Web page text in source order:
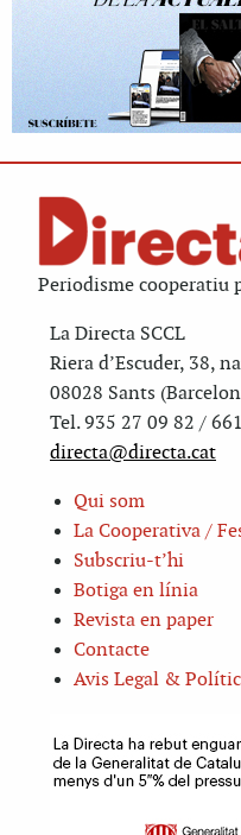
Periodisme cooperatiu
La Directa SCCL
Riera d’Escuder, 38,
08028 Sants
Tel. 935 27 09 82 /
directa@directa.cat
Qui som
La Cooperativa /
Subscriu-t’hi
Botiga en línia
Revista en paper
Contacte
Avis Legal &